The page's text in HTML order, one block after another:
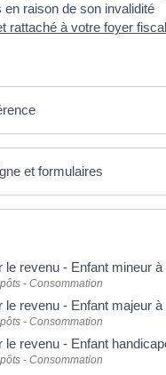
raison de son invalidité
rattaché à votre foyer fiscal
et formulaires
le revenu - Enfant mineur
- Consommation
le revenu - Enfant majeur
- Consommation
le revenu - Enfant
- Consommation